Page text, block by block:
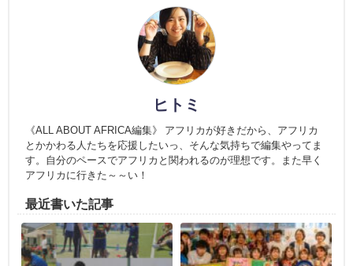
ヒトミ
《ALL ABOUT AFRICA編集》 アフリカが好きだから、アフリカ
とかかわる人たちを応援したいっ、そんな気持ちで編集やってま
す。自分のペースでアフリカと関われるのが理想です。また早く
アフリカに行きた～～い！
最近書いた記事